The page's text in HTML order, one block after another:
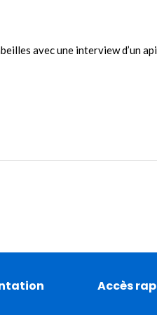
avec une interview d’un
Accès